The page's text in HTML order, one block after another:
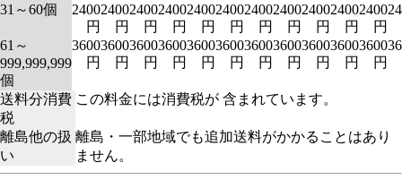
31～60個
2400
円
2400
円
2400
円
2400
円
2400
円
2400
円
2400
円
2400
円
2400
円
2400
円
2400
円
61～
999,999,999
個
3600
円
3600
円
3600
円
3600
円
3600
円
3600
円
3600
円
3600
円
3600
円
3600
円
3600
円
送料分消費
税
この料金には消費税が 含まれています。
離島他の扱
い
離島・一部地域でも追加送料がかかることはあり
ません。